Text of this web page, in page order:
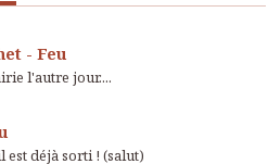
- Feu
l'autre jour....
déjà sorti ! (salut)